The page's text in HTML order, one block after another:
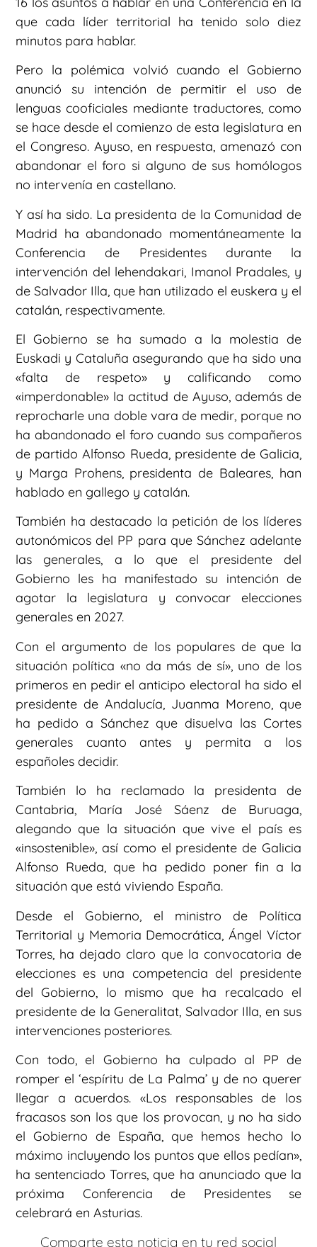
que cada líder territorial ha tenido solo diez
minutos para hablar.
Pero la polémica volvió cuando el Gobierno
anunció su intención de permitir el uso de
lenguas cooficiales mediante traductores, como
se hace desde el comienzo de esta legislatura en
el Congreso. Ayuso, en respuesta, amenazó con
abandonar el foro si alguno de sus homólogos
no intervenía en castellano.
Y así ha sido. La presidenta de la Comunidad de
Madrid ha abandonado momentáneamente la
Conferencia de Presidentes durante la
intervención del lehendakari, Imanol Pradales, y
de Salvador Illa, que han utilizado el euskera y el
catalán, respectivamente.
El Gobierno se ha sumado a la molestia de
Euskadi y Cataluña asegurando que ha sido una
«falta de respeto» y calificando como
«imperdonable» la actitud de Ayuso, además de
reprocharle una doble vara de medir, porque no
ha abandonado el foro cuando sus compañeros
de partido Alfonso Rueda, presidente de Galicia,
y Marga Prohens, presidenta de Baleares, han
hablado en gallego y catalán.
También ha destacado la petición de los líderes
autonómicos del PP para que Sánchez adelante
las generales, a lo que el presidente del
Gobierno les ha manifestado su intención de
agotar la legislatura y convocar elecciones
generales en 2027.
Con el argumento de los populares de que la
situación política «no da más de sí», uno de los
primeros en pedir el anticipo electoral ha sido el
presidente de Andalucía, Juanma Moreno, que
ha pedido a Sánchez que disuelva las Cortes
generales cuanto antes y permita a los
españoles decidir.
También lo ha reclamado la presidenta de
Cantabria, María José Sáenz de Buruaga,
alegando que la situación que vive el país es
«insostenible», así como el presidente de Galicia
Alfonso Rueda, que ha pedido poner fin a la
situación que está viviendo España.
Desde el Gobierno, el ministro de Política
Territorial y Memoria Democrática, Ángel Víctor
Torres, ha dejado claro que la convocatoria de
elecciones es una competencia del presidente
del Gobierno, lo mismo que ha recalcado el
presidente de la Generalitat, Salvador Illa, en sus
intervenciones posteriores.
Con todo, el Gobierno ha culpado al PP de
romper el ‘espíritu de La Palma’ y de no querer
llegar a acuerdos. «Los responsables de los
fracasos son los que los provocan, y no ha sido
el Gobierno de España, que hemos hecho lo
máximo incluyendo los puntos que ellos pedían»,
ha sentenciado Torres, que ha anunciado que la
próxima Conferencia de Presidentes se
celebrará en Asturias.
Comparte esta noticia en tu red social